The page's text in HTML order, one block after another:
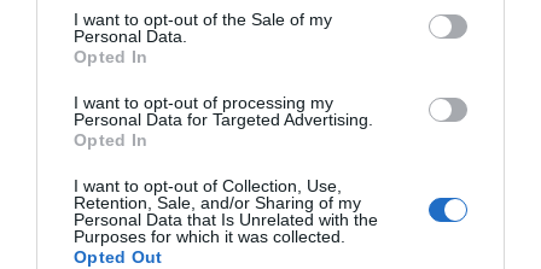
I want to opt-out of the Sale of my
Personal Data.
Opted In
I want to opt-out of processing my
Personal Data for Targeted Advertising.
Opted In
I want to opt-out of Collection, Use,
Retention, Sale, and/or Sharing of my
Personal Data that Is Unrelated with the
Purposes for which it was collected.
Opted Out
Rostade salta mandlar med skal är inte bara gott
utan riktigt nyttigt. Serveringsförslag Passar som...